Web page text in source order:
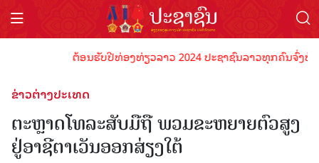
ຕ້ອນຮັບປີທ່ອງທ່ຽວລາວ 2024 ປະຊາຊົນລາວທຸກຄົນຈົ່ງພ້
ຂ່າວຕ່າງປະເທດ
ຕະຫຼາດໂທລະສັບມືຖື ພວມຂະຫຍາຍຕົວສູງ
ຢູ່ອາຊີຕາເວັນອອກສ່ຽງໃຕ້